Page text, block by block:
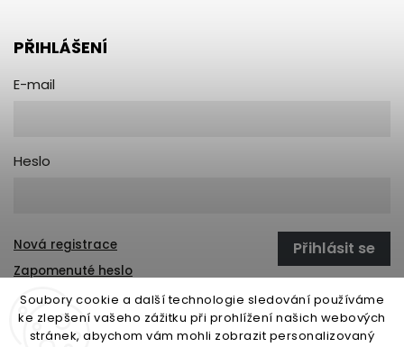
Soubory cookie a další technologie sledování používáme
ke zlepšení vašeho zážitku při prohlížení našich webových
stránek, abychom vám mohli zobrazit personalizovaný
PŘIHLÁŠENÍ
E-mail
Heslo
Přihlásit se
Nová registrace
Zapomenuté heslo